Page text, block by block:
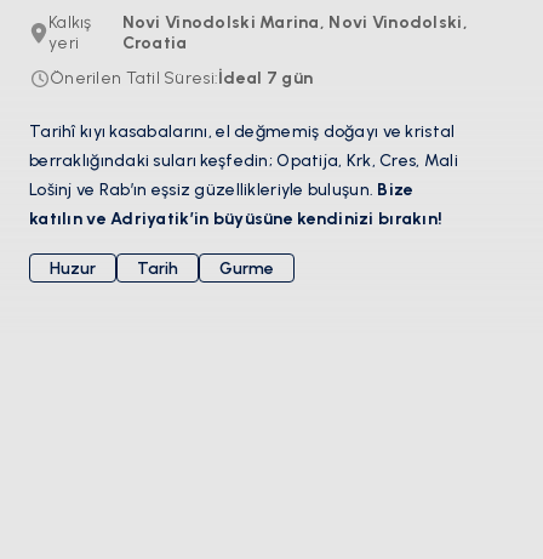
Kalkış
yeri
Novi Vinodolski Marina, Novi Vinodolski,
Croatia
Önerilen Tatil Süresi:İdeal 7 gün
Tarihî kıyı kasabalarını, el değmemiş doğayı ve kristal
berraklığındaki suları keşfedin; Opatija, Krk, Cres, Mali
Lošinj ve Rab’ın eşsiz güzellikleriyle buluşun. Bize
katılın ve Adriyatik’in büyüsüne kendinizi bırakın!
Huzur Tarih Gurme